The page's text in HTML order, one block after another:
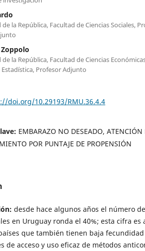
la República, Facultad de Ciencias Sociales,
la República, Facultad de Ciencias
Profesor Adjunto
doi.org/10.29193/RMU.36.4.4
EMBARAZO NO DESEADO, ATENCIÓN
POR PUNTAJE DE PROPENSIÓN
desde hace algunos años el número
en Uruguay ronda el 40%; esta cifra es
que también tienen baja
de acceso y uso eficaz de métodos